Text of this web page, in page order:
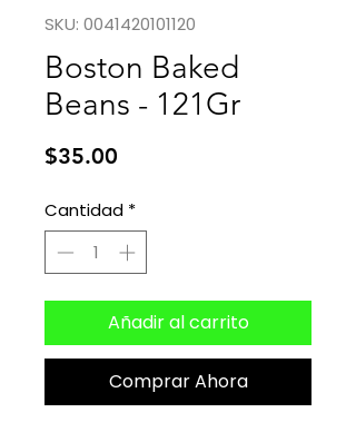
SKU: 0041420101120
Boston Baked
Beans - 121Gr
$35.00
Cantidad *
Añadir al carrito
Comprar Ahora